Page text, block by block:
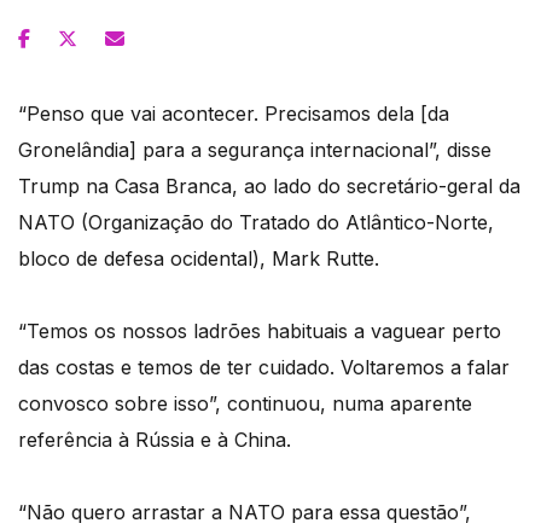
“Penso que vai acontecer. Precisamos dela [da
Gronelândia] para a segurança internacional”, disse
Trump na Casa Branca, ao lado do secretário-geral da
NATO (Organização do Tratado do Atlântico-Norte,
bloco de defesa ocidental), Mark Rutte.
“Temos os nossos ladrões habituais a vaguear perto
das costas e temos de ter cuidado. Voltaremos a falar
convosco sobre isso”, continuou, numa aparente
referência à Rússia e à China.
“Não quero arrastar a NATO para essa questão”,